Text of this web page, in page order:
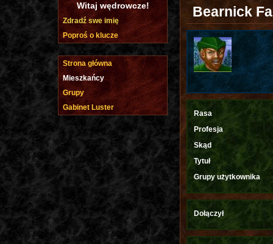
Bearnick
Rasa
Profesja
Skąd
Tytuł
Grupy użytkownika
Dołączył
Witaj wędrowcze!
Zdradź swe imię
Poproś o klucze
Strona główna
Mieszkańcy
Grupy
Gabinet Luster